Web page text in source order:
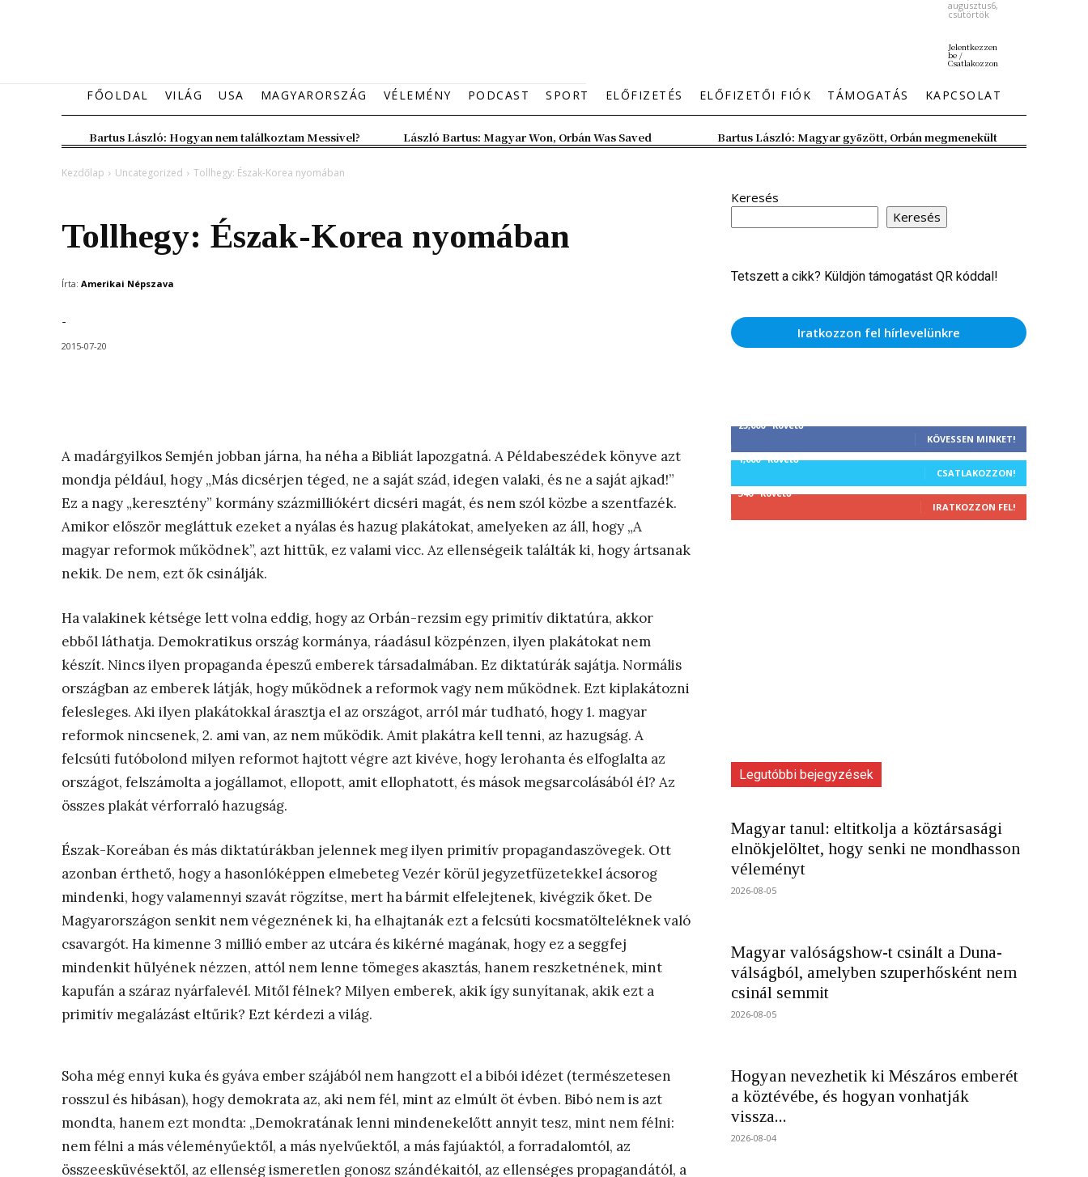
augusztus6,
csütörtök
Jelentkezzen
be /
Csatlakozzon
FŐOLDAL VILÁG USA MAGYARORSZÁG VÉLEMÉNY PODCAST SPORT ELŐFIZETÉS ELŐFIZETŐI FIÓK TÁMOGATÁS KAPCSOLAT
Bartus László: Hogyan nem találkoztam Messivel? László Bartus: Magyar Won, Orbán Was Saved Bartus László: Magyar győzött, Orbán megmenekült
Kezdőlap Uncategorized Tollhegy: Észak-Korea nyomában
Tollhegy: Észak-Korea nyomában
Írta: Amerikai Népszava
-
2015-07-20
A madárgyilkos Semjén jobban járna, ha néha a Bibliát lapozgatná. A Példabeszédek könyve azt
mondja például, hogy „Más dicsérjen téged, ne a saját szád, idegen valaki, és ne a saját ajkad!”
Ez a nagy „keresztény” kormány százmilliókért dicséri magát, és nem szól közbe a szentfazék.
Amikor először megláttuk ezeket a nyálas és hazug plakátokat, amelyeken az áll, hogy „A
magyar reformok működnek”, azt hittük, ez valami vicc. Az ellenségeik találták ki, hogy ártsanak
nekik. De nem, ezt ők csinálják.
Ha valakinek kétsége lett volna eddig, hogy az Orbán-rezsim egy primitív diktatúra, akkor
ebből láthatja. Demokratikus ország kormánya, ráadásul közpénzen, ilyen plakátokat nem
készít. Nincs ilyen propaganda épeszű emberek társadalmában. Ez diktatúrák sajátja. Normális
országban az emberek látják, hogy működnek a reformok vagy nem működnek. Ezt kiplakátozni
felesleges. Aki ilyen plakátokkal árasztja el az országot, arról már tudható, hogy 1. magyar
reformok nincsenek, 2. ami van, az nem működik. Amit plakátra kell tenni, az hazugság. A
felcsúti futóbolond milyen reformot hajtott végre azt kivéve, hogy lerohanta és elfoglalta az
országot, felszámolta a jogállamot, ellopott, amit ellophatott, és mások megsarcolásából él? Az
összes plakát vérforraló hazugság.
Észak-Koreában és más diktatúrákban jelennek meg ilyen primitív propagandaszövegek. Ott
azonban érthető, hogy a hasonlóképpen elmebeteg Vezér körül jegyzetfüzetekkel ácsorog
mindenki, hogy valamennyi szavát rögzítse, mert ha bármit elfelejtenek, kivégzik őket. De
Magyarországon senkit nem végeznének ki, ha elhajtanák ezt a felcsúti kocsmatölteléknek való
csavargót. Ha kimenne 3 millió ember az utcára és kikérné magának, hogy ez a seggfej
mindenkit hülyének nézzen, attól nem lenne tömeges akasztás, hanem reszketnének, mint
kapufán a száraz nyárfalevél. Mitől félnek? Milyen emberek, akik így sunyítanak, akik ezt a
primitív megalázást eltűrik? Ezt kérdezi a világ.
Soha még ennyi kuka és gyáva ember szájából nem hangzott el a bibói idézet (természetesen
rosszul és hibásan), hogy demokrata az, aki nem fél, mint az elmúlt öt évben. Bibó nem is azt
mondta, hanem ezt mondta: „Demokratának lenni mindenekelőtt annyit tesz, mint nem félni:
nem félni a más véleményűektől, a más nyelvűektől, a más fajúaktól, a forradalomtól, az
összeesküvésektől, az ellenség ismeretlen gonosz szándékaitól, az ellenséges propagandától, a
Keresés
Keresés
Tetszett a cikk? Küldjön támogatást QR kóddal!
Iratkozzon fel hírlevelünkre
25,000 Követő
KÖVESSEN MINKET!
1,000 Követő
CSATLAKOZZON!
340 Követő
IRATKOZZON FEL!
Legutóbbi bejegyzések
Magyar tanul: eltitkolja a köztársasági
elnökjelöltet, hogy senki ne mondhasson
véleményt
2026-08-05
Magyar valóságshow-t csinált a Duna-
válságból, amelyben szuperhősként nem
csinál semmit
2026-08-05
Hogyan nevezhetik ki Mészáros emberét
a köztévébe, és hogyan vonhatják
vissza...
2026-08-04